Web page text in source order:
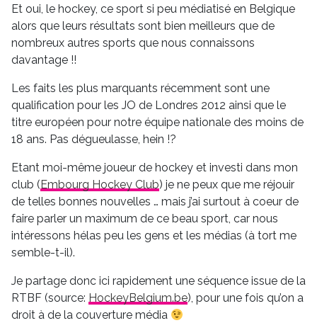
Et oui, le hockey, ce sport si peu médiatisé en Belgique
alors que leurs résultats sont bien meilleurs que de
nombreux autres sports que nous connaissons
davantage !!
Les faits les plus marquants récemment sont une
qualification pour les JO de Londres 2012 ainsi que le
titre européen pour notre équipe nationale des moins de
18 ans. Pas dégueulasse, hein !?
Etant moi-même joueur de hockey et investi dans mon
club ( Embourg Hockey Club) je ne peux que me réjouir
de telles bonnes nouvelles … mais j’ai surtout à coeur de
faire parler un maximum de ce beau sport, car nous
intéressons hélas peu les gens et les médias (à tort me
semble-t-il).
Je partage donc ici rapidement une séquence issue de la
RTBF (source: HockeyBelgium.be), pour une fois qu’on a
droit à de la couverture média